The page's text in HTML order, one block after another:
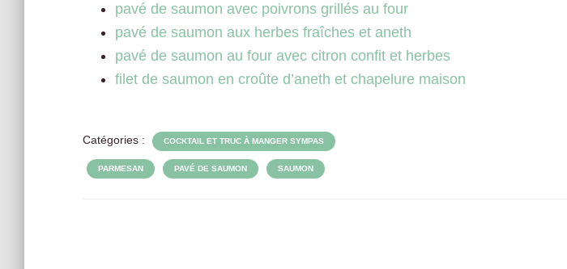
pavé de saumon avec poivrons grillés au four
pavé de saumon aux herbes fraîches et aneth
pavé de saumon au four avec citron confit et herbes
filet de saumon en croûte d’aneth et chapelure maison
Catégories : COCKTAIL ET TRUC À MANGER SYMPAS
PARMESAN PAVÉ DE SAUMON SAUMON